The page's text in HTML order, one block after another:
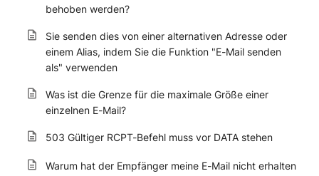
behoben werden?
Sie senden dies von einer alternativen Adresse oder
einem Alias, indem Sie die Funktion "E-Mail senden
als" verwenden
Was ist die Grenze für die maximale Größe einer
einzelnen E-Mail?
503 Gültiger RCPT-Befehl muss vor DATA stehen
Warum hat der Empfänger meine E-Mail nicht erhalten